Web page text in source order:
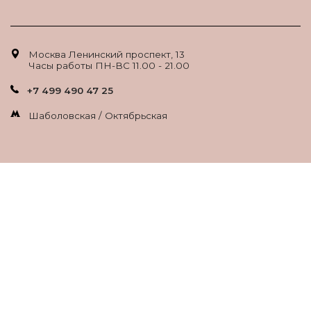
Москва Ленинский проспект, 13
Часы работы ПН-ВС 11.00 - 21.00
+7 499 490 47 25
Шаболовская / Октябрьская